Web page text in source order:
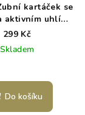
kartáček se
aktivním uhlím
GREEN
299 Kč
Skladem
Do košíku